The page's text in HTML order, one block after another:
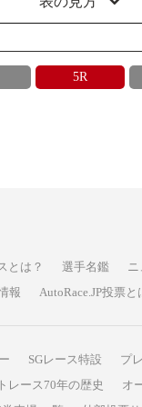
5R
とは？ 選手名鑑
報 AutoRace.JP投票
SGレース特設 プ
レース70年の歴史 オ